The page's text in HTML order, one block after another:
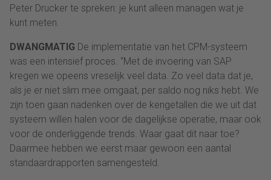
Peter Drucker te spreken: je kunt alleen managen wat je
kunt meten.
DWANGMATIG De implementatie van het CPM-systeem
was een intensief proces. “Met de invoering van SAP
kregen we opeens vreselijk veel data. Zo veel data dat je,
als je er niet slim mee omgaat, per saldo nog niks hebt. We
zijn toen gaan nadenken over de kengetallen die we uit dat
systeem willen halen voor de dagelijkse operatie, maar ook
voor de onderliggende trends. Waar gaat dit naar toe?
Daarmee hebben we eerst maar gewoon een aantal
standaardrapporten samengesteld.